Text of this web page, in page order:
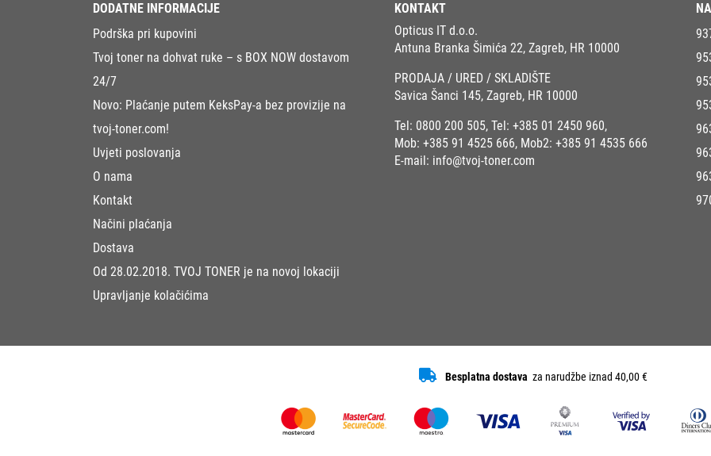
DODATNE INFORMACIJE
Podrška pri kupovini
Tvoj toner na dohvat ruke – s BOX NOW dostavom
24/7
Novo: Plaćanje putem KeksPay-a bez provizije na
tvoj-toner.com!
Uvjeti poslovanja
O nama
Kontakt
Načini plaćanja
Dostava
Od 28.02.2018. TVOJ TONER je na novoj lokaciji
Upravljanje kolačićima
KONTAKT
Opticus IT d.o.o.
Antuna Branka Šimića 22, Zagreb, HR 10000
PRODAJA / URED / SKLADIŠTE
Savica Šanci 145, Zagreb, HR 10000
Tel: 0800 200 505, Tel: +385 01 2450 960,
Mob: +385 91 4525 666, Mob2: +385 91 4535 666
E-mail: info@tvoj-toner.com
Besplatna dostava za narudžbe iznad 40,00 €